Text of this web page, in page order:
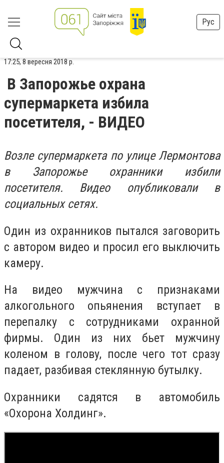
Рус
17:25, 8 вересня 2018 р.
В Запорожье охрана
супермаркета избила
посетителя, - ВИДЕО
Возле супермаркета по улице Лермонтова
в Запорожье охранники избили
посетителя. Видео опубликовали в
социальных сетях.
Один из охранников пытался заговорить
с автором видео и просил его выключить
камеру.
На видео мужчина с признаками
алкогольного опьянения вступает в
перепалку с сотрудниками охранной
фирмы. Один из них бьет мужчину
коленом в голову, после чего тот сразу
падает, разбивая стеклянную бутылку.
Охранники садятся в автомобиль
«Охорона Холдинг».